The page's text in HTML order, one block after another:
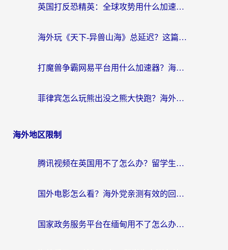
英国打反恐精英：全球攻势用什么加速器？2026年实测有效的国服游戏加速指南
海外玩《天下-异兽山海》总延迟？这篇延迟加速器指南帮你告别卡顿（附日本玩Sky光·遇最高警戒解决方案）
打魔兽争霸网易平台用什么加速器？海外党亲测有效的国服游戏加速指南
菲律宾怎么玩熊出没之熊大快跑？海外党国服游戏加速终极攻略（附3款热门游戏实测）
海外地区限制
腾讯视频在英国用不了怎么办？留学生亲测有效的回国加速器指南
国外电影怎么看？海外党亲测有效的回国加速器选择指南
国家政务服务平台在缅甸用不了怎么办？海外华人必看的回国加速全攻略